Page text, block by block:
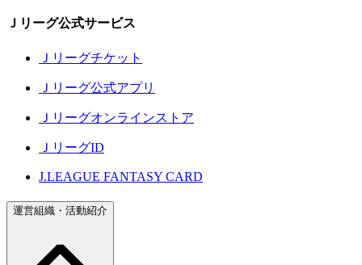
Ｊリーグ公式サービス
Ｊリーグチケット
Ｊリーグ公式アプリ
Ｊリーグオンラインストア
ＪリーグID
J.LEAGUE FANTASY CARD
運営組織・活動紹介